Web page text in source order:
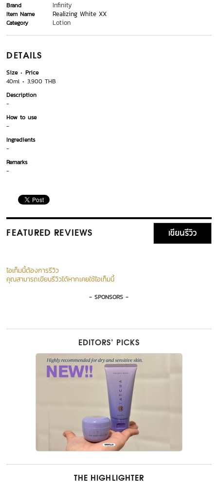
Brand Infinity
Item Name Realizing White XX
Category Lotion
DETAILS
Size
Price
40ml
3,900 THB
Description
-
How to use
-
Ingredients
-
Remarks
-
FEATURED REVIEWS เขียนรีวิว
ไอเท็มนี้ต้องการรีวิว
คุณสามารถเขียนรีวิวได้หากเคยใช้ไอเท็มนี้
- SPONSORS -
EDITORS’ PICKS
THE HIGHLIGHTER